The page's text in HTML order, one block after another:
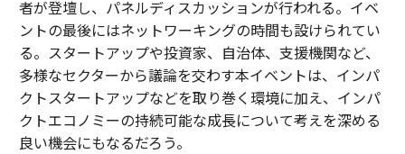
者が登壇し、パネルディスカッションが行われる。イベ
ントの最後にはネットワーキングの時間も設けられてい
る。スタートアップや投資家、自治体、支援機関など、
多様なセクターから議論を交わす本イベントは、インパ
クトスタートアップなどを取り巻く環境に加え、インパ
クトエコノミーの持続可能な成長について考えを深める
良い機会にもなるだろう。